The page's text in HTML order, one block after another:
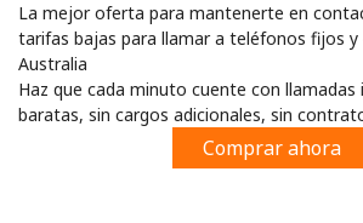
Regístrate con
o
La mejor oferta para mantenerte en
tarifas bajas para llamar a teléfonos fijos y
Australia
Haz que cada minuto cuente con llamadas
baratas, sin cargos adicionales, sin
Comprar ahora